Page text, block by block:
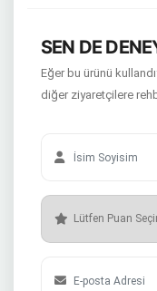
SEN DE
Eğer bu ürünü
diğer ziyaretçilere